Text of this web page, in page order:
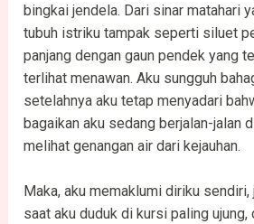
bingkai jendela. Dari sinar matahari
tubuh istriku tampak seperti siluet
panjang dengan gaun pendek yang
terlihat menawan. Aku sungguh
setelahnya aku tetap menyadari
bagaikan aku sedang berjalan-jalan
melihat genangan air dari kejauhan.
Maka, aku memaklumi diriku sendiri,
saat aku duduk di kursi paling ujung,